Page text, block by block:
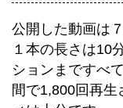
公開した動画は
１本の長さは10
ションまですべ
間で1,800回再